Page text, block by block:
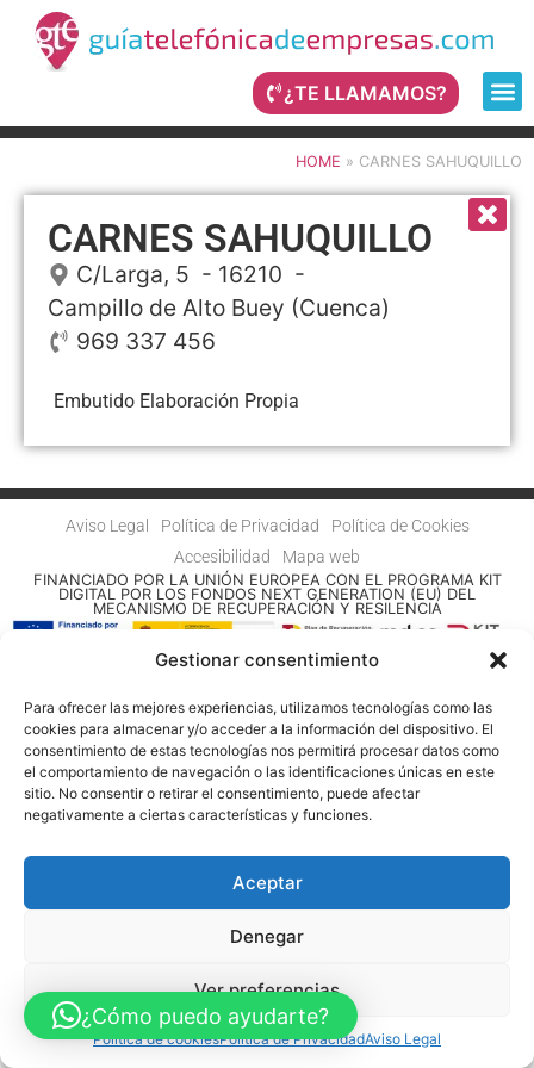
Gestionar consentimiento
Para ofrecer las mejores experiencias, utilizamos tecnologías como las
cookies para almacenar y/o acceder a la información del dispositivo. El
consentimiento de estas tecnologías nos permitirá procesar datos como
el comportamiento de navegación o las identificaciones únicas en este
sitio. No consentir o retirar el consentimiento, puede afectar
negativamente a ciertas características y funciones.
Aceptar
Denegar
Ver preferencias
Política de cookiesPolítica de PrivacidadAviso Legal
¿TE LLAMAMOS?
HOME » CARNES SAHUQUILLO
CARNES SAHUQUILLO
C/Larga, 5 - 16210 -
Campillo de Alto Buey (Cuenca)
969 337 456
Embutido Elaboración Propia
Aviso Legal Política de Privacidad
Política de Cookies
Accesibilidad
Mapa web
FINANCIADO POR LA UNIÓN EUROPEA CON EL PROGRAMA KIT
DIGITAL POR LOS FONDOS NEXT GENERATION (EU) DEL
MECANISMO DE RECUPERACIÓN Y RESILENCIA
© Guia Telefónica de Empresas – Todos los derechos reservados.
¿Cómo puedo ayudarte?